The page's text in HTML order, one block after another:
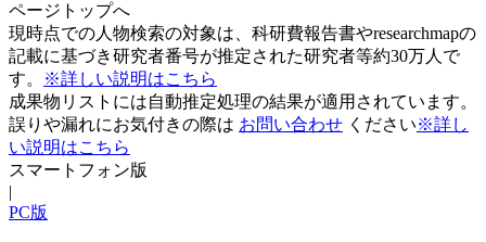
ページトップへ
現時点での人物検索の対象は、科研費報告書やresearchmapの
記載に基づき研究者番号が推定された研究者等約30万人で
す。
※詳しい説明はこちら
成果物リストには自動推定処理の結果が適用されています。
誤りや漏れにお気付きの際は お問い合わせ ください※詳し
い説明はこちら
スマートフォン版
|
PC版